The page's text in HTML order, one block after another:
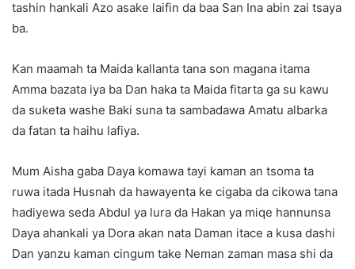
tashin hankali Azo asake laifin da baa San Ina abin zai tsaya
ba.
Kan maamah ta Maida kallanta tana son magana itama
Amma bazata iya ba Dan haka ta Maida fitarta ga su kawu
da suketa washe Baki suna ta sambadawa Amatu albarka
da fatan ta haihu lafiya.
Mum Aisha gaba Daya komawa tayi kaman an tsoma ta
ruwa itada Husnah da hawayenta ke cigaba da cikowa tana
hadiyewa seda Abdul ya lura da Hakan ya miqe hannunsa
Daya ahankali ya Dora akan nata Daman itace a kusa dashi
Dan yanzu kaman cingum take Neman zaman masa shi da